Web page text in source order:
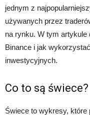
jednym z
używanych przez
na rynku. W tym
Binance i jak
inwestycyjnych.
Co to są świece?
Świece to wykresy, które